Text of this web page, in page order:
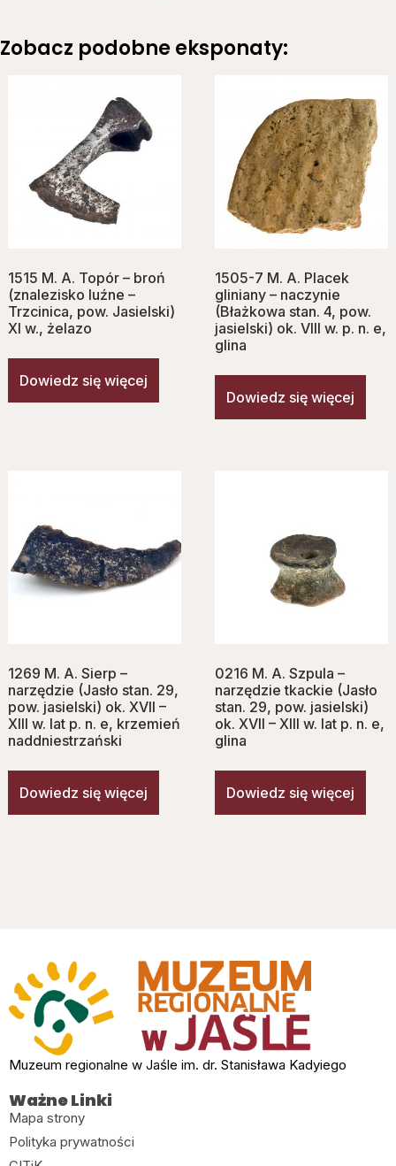
Zobacz podobne eksponaty:
1515 M. A. Topór – broń
(znalezisko luźne –
Trzcinica, pow. Jasielski)
XI w., żelazo
Dowiedz się więcej
1505-7 M. A. Placek
gliniany – naczynie
(Błażkowa stan. 4, pow.
jasielski) ok. VIII w. p. n. e,
glina
Dowiedz się więcej
1269 M. A. Sierp –
narzędzie (Jasło stan. 29,
pow. jasielski) ok. XVII –
XIII w. lat p. n. e, krzemień
naddniestrzański
Dowiedz się więcej
0216 M. A. Szpula –
narzędzie tkackie (Jasło
stan. 29, pow. jasielski)
ok. XVII – XIII w. lat p. n. e,
glina
Dowiedz się więcej
Muzeum regionalne w Jaśle im. dr. Stanisława Kadyiego
Ważne Linki
Mapa strony
Polityka prywatności